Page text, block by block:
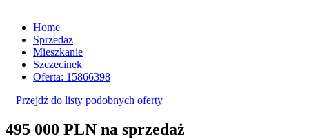
Home
Sprzedaz
Mieszkanie
Szczecinek
Oferta: 15866398
Przejdź do listy podobnych oferty
495 000 PLN na sprzedaż